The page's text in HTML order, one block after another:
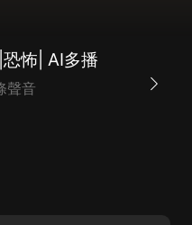
怖| AI多播
聲音